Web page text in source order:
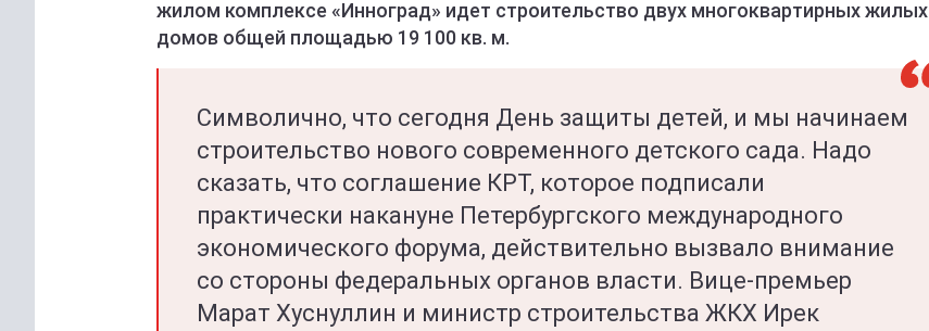
жилом комплексе «Инноград» идет строительство двух многоквартирных жилых
домов общей площадью 19 100 кв. м.
Символично, что сегодня День защиты детей, и мы начинаем
строительство нового современного детского сада. Надо
сказать, что соглашение КРТ, которое подписали
практически накануне Петербургского международного
экономического форума, действительно вызвало внимание
со стороны федеральных органов власти. Вице-премьер
Марат Хуснуллин и министр строительства ЖКХ Ирек